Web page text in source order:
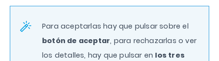
Para aceptarlas hay que pulsar sobre el
botón de aceptar, para rechazarlas o ver
los detalles, hay que pulsar en los tres